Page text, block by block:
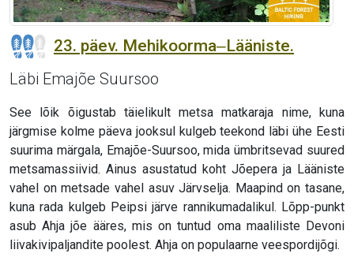
23. päev. Mehikoorma‒Lääniste.
Läbi Emajõe Suursoo
See lõik õigustab täielikult metsa matkaraja nime, kuna
järgmise kolme päeva jooksul kulgeb teekond läbi ühe Eesti
suurima märgala, Emajõe-Suursoo, mida ümbritsevad suured
metsamassiivid. Ainus asustatud koht Jõepera ja Lääniste
vahel on metsade vahel asuv Järvselja. Maapind on tasane,
kuna rada kulgeb Peipsi järve rannikumadalikul. Lõpp-punkt
asub Ahja jõe ääres, mis on tuntud oma maaliliste Devoni
liivakivipaljandite poolest. Ahja on populaarne veespordijõgi.